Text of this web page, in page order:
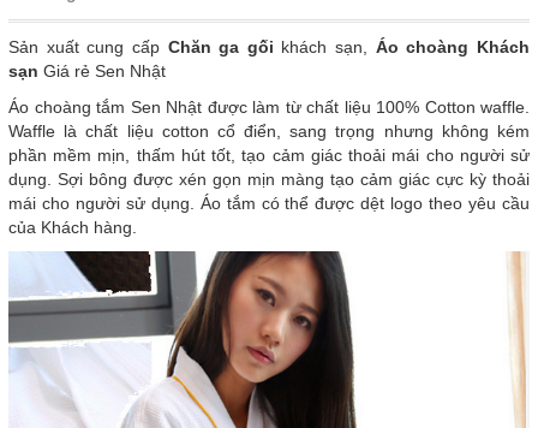
Sản xuất cung cấp Chăn ga gối khách sạn, Áo choàng Khách
sạn Giá rẻ Sen Nhật
Áo choàng tắm Sen Nhật được làm từ chất liệu 100% Cotton waffle.
Waffle là chất liệu cotton cổ điển, sang trọng nhưng không kém
phần mềm mịn, thấm hút tốt, tạo cảm giác thoải mái cho người sử
dụng. Sợi bông được xén gọn mịn màng tạo cảm giác cực kỳ thoải
mái cho người sử dụng. Áo tắm có thể được dệt logo theo yêu cầu
của Khách hàng.